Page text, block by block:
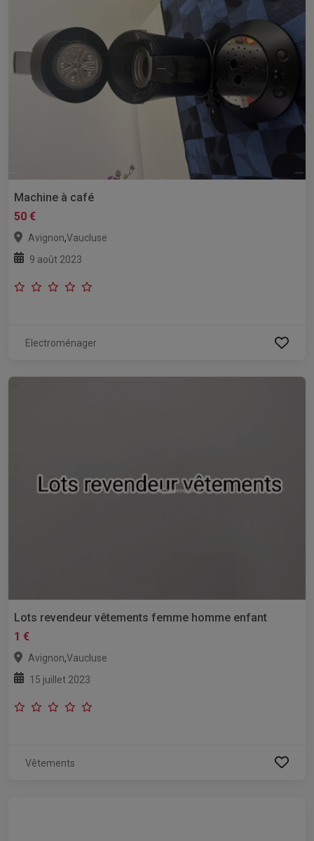
Machine à café
50 €
Avignon,Vaucluse
9 août 2023
Electroménager
Lots revendeur vêtements femme homme enfant
1 €
Avignon,Vaucluse
15 juillet 2023
Vêtements